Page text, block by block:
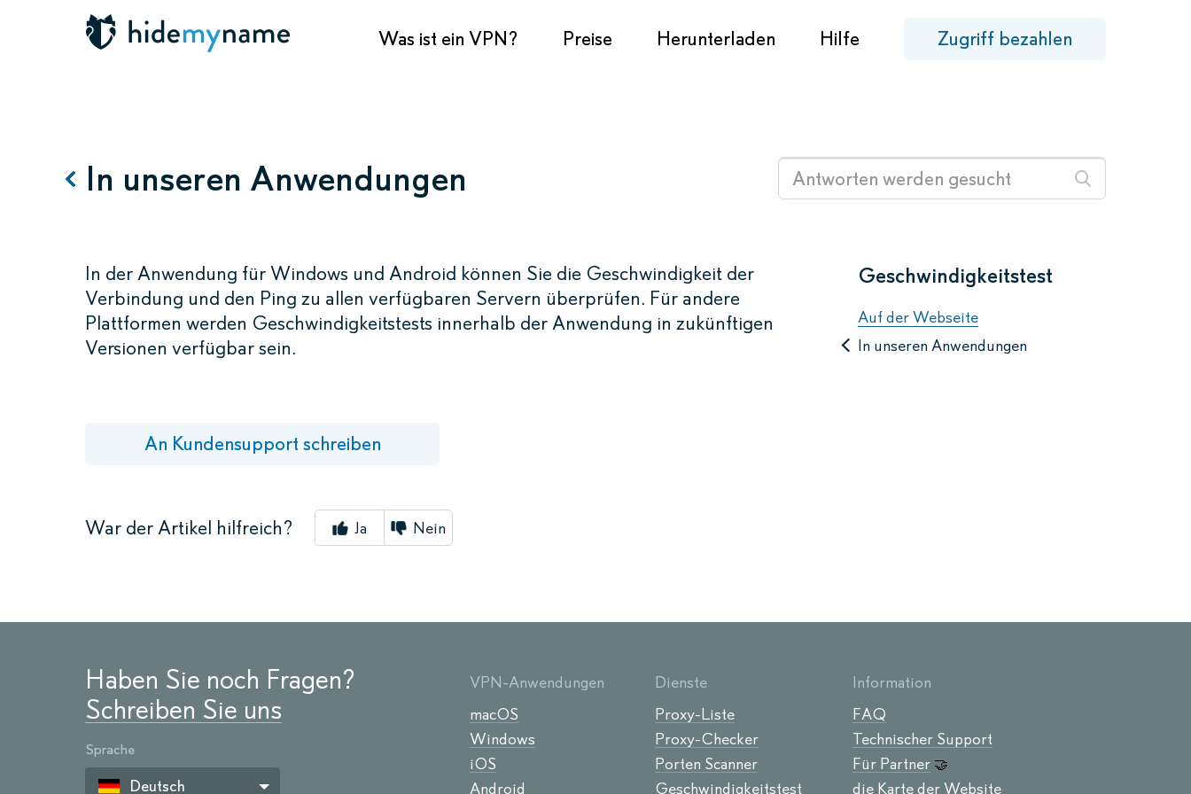
Was ist ein VPN? Preise Herunterladen Hilfe Zugriff bezahlen
In unseren Anwendungen
In der Anwendung für Windows und Android können Sie die Geschwindigkeit der
Verbindung und den Ping zu allen verfügbaren Servern überprüfen. Für andere
Plattformen werden Geschwindigkeitstests innerhalb der Anwendung in zukünftigen
Versionen verfügbar sein.
An Kundensupport schreiben
War der Artikel hilfreich? Ja Nein
Geschwindigkeitstest
Auf der Webseite
In unseren Anwendungen
Haben Sie noch Fragen?
Schreiben Sie uns
Sprache
Deutsch
VPN-Anwendungen
macOS
Windows
iOS
Android
Dienste
Proxy-Liste
Proxy-Checker
Porten Scanner
Geschwindigkeitstest
Information
FAQ
Technischer Support
Für Partner 🤝
die Karte der Website